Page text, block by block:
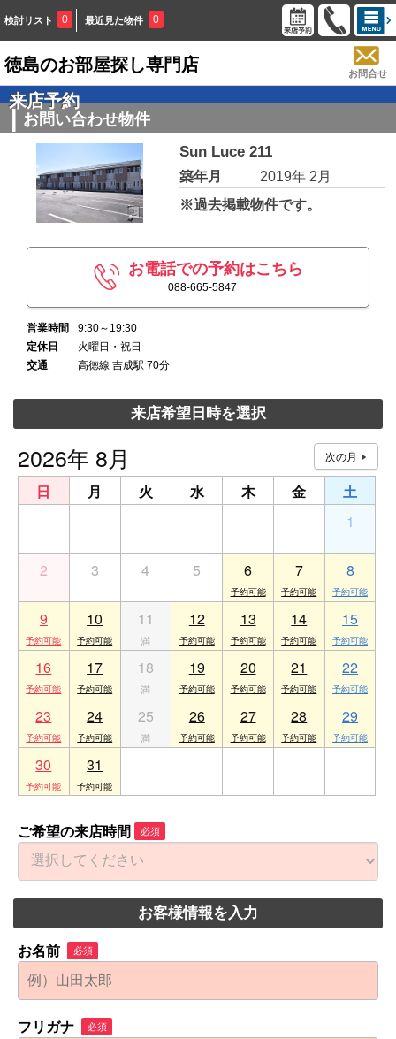
検討リスト 0 最近見た物件 0
徳島のお部屋探し専門店 お問合せ
来店予約
お問い合わせ物件
Sun Luce 211
築年月
2019年 2月
※過去掲載物件です。
お電話での予約はこちら
088-665-5847
営業時間
9:30～19:30
定休日
火曜日・祝日
交通
高徳線 吉成駅 70分
来店希望日時を選択
2026年 8月
日 月 火 水 木 金
土
1
2 3 4 5 6 7 8
9 10 11 12 13 14 15
16 17 18 19 20 21 22
23 24 25 26 27 28 29
30 31
ご希望の来店時間 必須
お客様情報を入力
お名前 必須
フリガナ 必須